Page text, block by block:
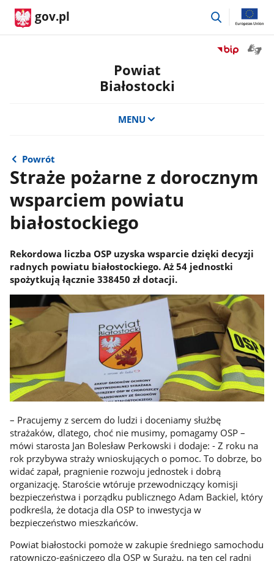
gov.pl
przejdź
Przejdź
Powiat
Białostocki
MENU
Powrót
Straże pożarne z dorocznym
wsparciem powiatu
białostockiego
Rekordowa liczba OSP uzyska wsparcie dzięki decyzji
radnych powiatu białostockiego. Aż 54 jednostki
spożytkują łącznie 338450 zł dotacji.
– Pracujemy z sercem do ludzi i doceniamy służbę
strażaków, dlatego, choć nie musimy, pomagamy OSP –
mówi starosta Jan Bolesław Perkowski i dodaje: - Z roku na
rok przybywa straży wnioskujących o pomoc. To dobrze, bo
widać zapał, pragnienie rozwoju jednostek i dobrą
organizację. Staroście wtóruje przewodniczący komisji
bezpieczeństwa i porządku publicznego Adam Backiel, który
podkreśla, że dotacja dla OSP to inwestycja w
bezpieczeństwo mieszkańców.
Powiat białostocki pomoże w zakupie średniego samochodu
ratowniczo-gaśniczego dla OSP w Surażu, na ten cel radni